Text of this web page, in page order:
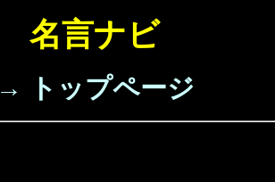
名言ナビ
→ トップページ